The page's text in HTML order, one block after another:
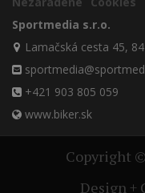
Sportmedia s.r.o.
Lamačská cesta 45,
+421 903 805 059
www.biker.sk
Copyright
Design +